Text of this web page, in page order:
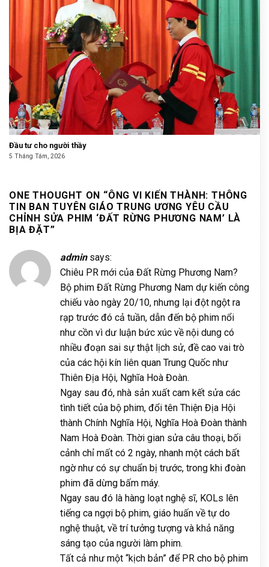
Đầu tư cho người thầy
5 Tháng Tám, 2026
ONE THOUGHT ON “ÔNG VI KIẾN THÀNH: THÔNG
TIN BAN TUYÊN GIÁO TRUNG ƯƠNG YÊU CẦU
CHỈNH SỬA PHIM ‘ĐẤT RỪNG PHƯƠNG NAM’ LÀ
BỊA ĐẶT”
admin says:
Chiêu PR mới của Đất Rừng Phương Nam?
Bộ phim Đất Rừng Phương Nam dự kiến công
chiếu vào ngày 20/10, nhưng lại đột ngột ra
rạp trước đó cả tuần, dẫn đến bộ phim nổi
như cồn vì dư luận bức xúc về nội dung có
nhiều đoạn sai sự thật lịch sử, đề cao vai trò
của các hội kín liên quan Trung Quốc như
Thiên Địa Hội, Nghĩa Hoà Đoàn.
Ngay sau đó, nhà sản xuất cam kết sửa các
tình tiết của bộ phim, đổi tên Thiện Địa Hội
thành Chính Nghĩa Hội, Nghĩa Hoà Đoàn thành
Nam Hoà Đoàn. Thời gian sửa câu thoại, bối
cảnh chỉ mất có 2 ngày, nhanh một cách bất
ngờ như có sự chuẩn bị trước, trong khi đoàn
phim đã dừng bấm máy.
Ngay sau đó là hàng loạt nghệ sĩ, KOLs lên
tiếng ca ngợi bộ phim, giáo huấn về tự do
nghệ thuật, về trí tưởng tượng và khả năng
sáng tạo của người làm phim.
Tất cả như một “kịch bản” để PR cho bộ phim